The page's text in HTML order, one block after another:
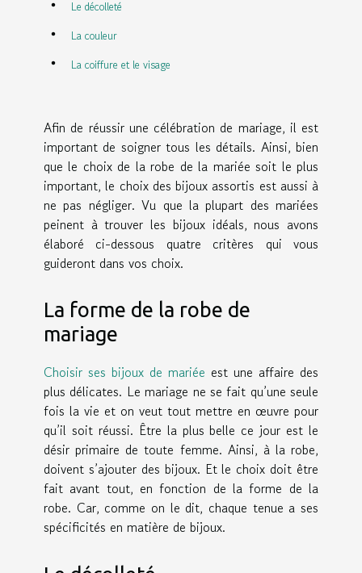
Le décolleté
La couleur
La coiffure et le visage
Afin de réussir une célébration de mariage, il est
important de soigner tous les détails. Ainsi, bien
que le choix de la robe de la mariée soit le plus
important, le choix des bijoux assortis est aussi à
ne pas négliger. Vu que la plupart des mariées
peinent à trouver les bijoux idéals, nous avons
élaboré ci-dessous quatre critères qui vous
guideront dans vos choix.
La forme de la robe de
mariage
Choisir ses bijoux de mariée est une affaire des
plus délicates. Le mariage ne se fait qu’une seule
fois la vie et on veut tout mettre en œuvre pour
qu’il soit réussi. Être la plus belle ce jour est le
désir primaire de toute femme. Ainsi, à la robe,
doivent s’ajouter des bijoux. Et le choix doit être
fait avant tout, en fonction de la forme de la
robe. Car, comme on le dit, chaque tenue a ses
spécificités en matière de bijoux.